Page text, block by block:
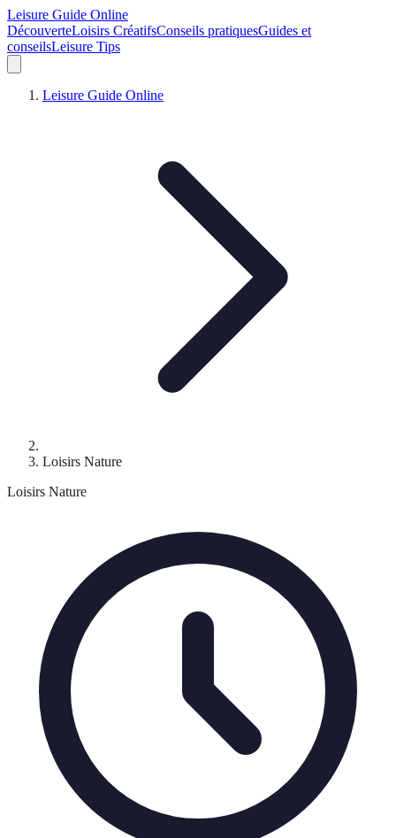
Leisure Guide Online
DécouverteLoisirs CréatifsConseils pratiquesGuides et
conseilsLeisure Tips
Leisure Guide Online
Loisirs Nature
Loisirs Nature